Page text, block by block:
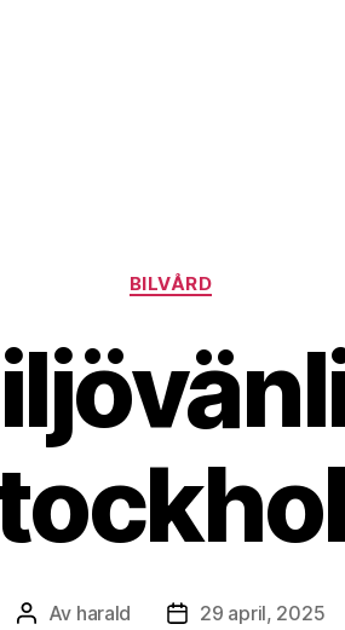
Kategorier
BILVÅRD
Inläggsförfattare
Av harald Inläggsdatum
29 april, 2025